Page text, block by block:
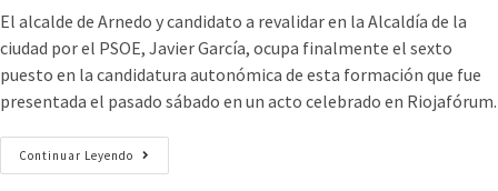
El alcalde de Arnedo y candidato a revalidar en la Alcaldía de la
ciudad por el PSOE, Javier García, ocupa finalmente el sexto
puesto en la candidatura autonómica de esta formación que fue
presentada el pasado sábado en un acto celebrado en Riojafórum.
Continuar Leyendo